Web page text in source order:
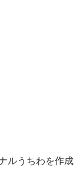
ルうちわを作成